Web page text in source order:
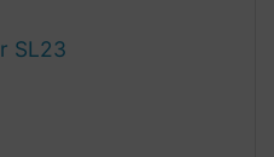
SL23